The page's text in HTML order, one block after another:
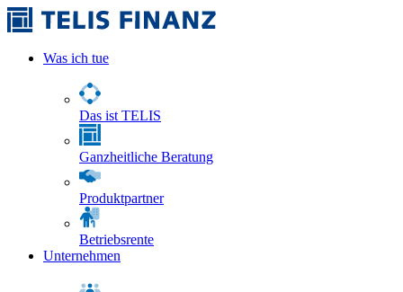
Was ich tue
Das ist TELIS
Ganzheitliche Beratung
Produktpartner
Betriebsrente
Unternehmen